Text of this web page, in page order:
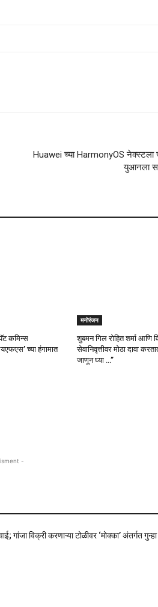
Huawei च्या HarmonyOS नेक्स्टला
युआनला
पॅट कमिन्स
च्या हंगामात
मनोरंजन
शुबमन गिल रोहित शर्मा आणि
सेवानिवृत्तीवर मोठा दावा
जाणून घ्या …”
-
गांजा विक्री करणाऱ्या टोळीवर ‘मोक्का’ अंतर्गत